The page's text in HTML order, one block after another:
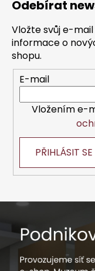
Odebírat
Vložte svůj e-
informace o
shopu.
E-mail
Vložením e-
PŘIHLÁSIT SE